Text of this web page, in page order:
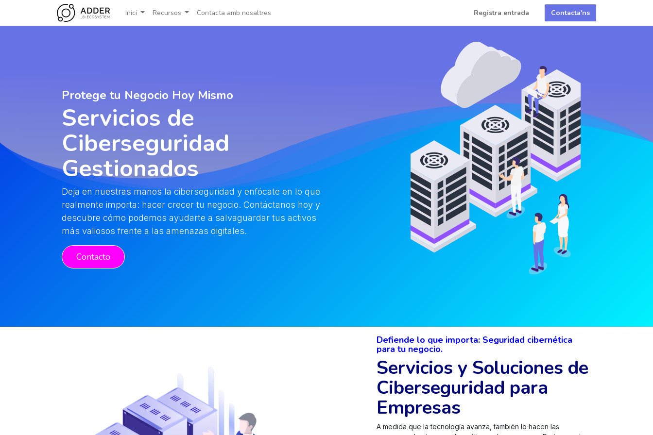
Inici Recursos Contacta amb nosaltres Registra entrada Contacta'ns
Protege tu Negocio Hoy Mismo
Servicios de
Ciberseguridad
Gestionados
Deja en nuestras manos la ciberseguridad y enfócate en lo que
realmente importa: hacer crecer tu negocio. Contáctanos hoy y
descubre cómo podemos ayudarte a salvaguardar tus activos
más valiosos frente a las amenazas digitales.
Contacto
Defiende lo que importa: Seguridad cibernética
para tu negocio. ​
Servicios y Soluciones de
Ciberseguridad para
Empresas
A medida que la tecnología avanza, también lo hacen las